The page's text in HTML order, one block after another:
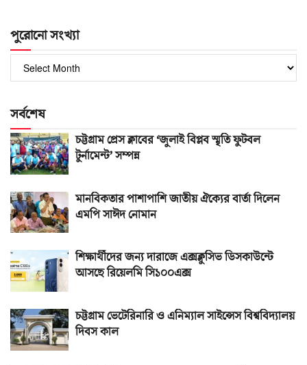
পুরোনো সংখ্যা
সংখ্যা
সর্বশেষ
চট্টগ্রাম প্রেস ক্লাবের ‘জুলাই বিপ্লব স্মৃতি ফুটবল
টুর্নামেন্ট’ সম্পন্ন
মানবিকতার পাশাপাশি জাতীয় ঐক্যের বার্তা দিলেন
এমপি সাঈদ নোমান
শিক্ষার্থীদের জন্য দারাজে এক্সক্লুসিভ ডিসকাউন্টে
আসছে রিয়েলমি সি১০০এক্স
চট্টগ্রাম ভেটেরিনারি ও এনিম্যাল সাইন্সেস বিশ্ববিদ্যালয়
দিবস কাল